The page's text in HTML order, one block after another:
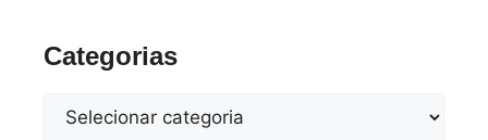
Categorias